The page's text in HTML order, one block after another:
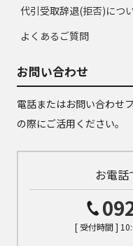
代引受取辞退(拒否)につ
よくあるご質問
お問い合わせ
電話またはお問い合わせ
の際にご活用ください。
お電話
[ 受付時間 ]